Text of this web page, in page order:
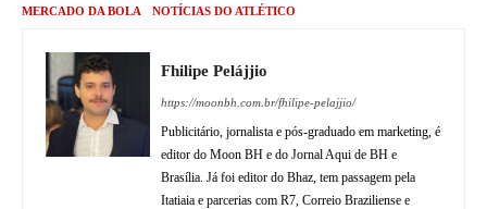
MERCADO DA BOLA
NOTÍCIAS DO ATLÉTICO
Fhilipe Pelájjio
https://moonbh.com.br/fhilipe-pelajjio/
Publicitário, jornalista e pós-graduado em marketing, é
editor do Moon BH e do Jornal Aqui de BH e
Brasília. Já foi editor do Bhaz, tem passagem pela
Itatiaia e parcerias com R7, Correio Braziliense e